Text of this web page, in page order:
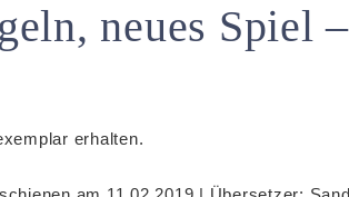
neues Spiel –
erhalten.